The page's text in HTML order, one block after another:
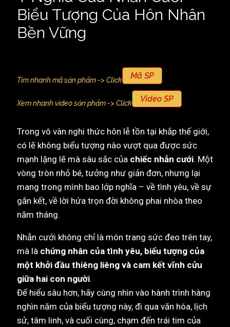
Biểu Tượng Của Hôn Nhân
Bền Vững
Tìm nhanh mã sản phẩm -> Click Mã SP
Xem nhanh video sản phẩm -> Click Video SP
Trong vô vàn nghi thức hôn lễ tồn tại khắp thế giới,
có lẽ không biểu tượng nào vượt qua được sức
mạnh lặng lẽ mà sâu sắc của chiếc nhẫn cưới. Một
vòng tròn nhỏ bé, tưởng như giản đơn, nhưng lại
mang trong mình bao lớp nghĩa – về tình yêu, về sự
gắn kết, về lời hứa trọn đời không phai nhòa theo
năm tháng.
Nhẫn cưới không chỉ là món trang sức đeo trên tay,
mà là chứng nhân của tình yêu, biểu tượng của
một khởi đầu thiêng liêng và cam kết vĩnh cửu
giữa hai con người.
Để hiểu sâu hơn, hãy cùng nhìn vào hành trình hàng
nghìn năm của biểu tượng này, đi qua văn hóa, lịch
sử, tâm linh, và cuối cùng, chạm đến trái tim của